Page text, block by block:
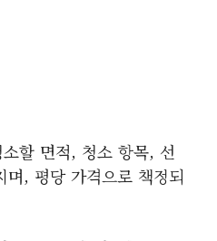
할 면적, 청소 항목, 선
며, 평당 가격으로 책정되